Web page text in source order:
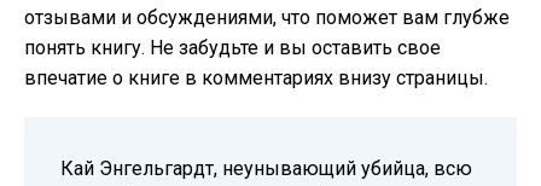
отзывами и обсуждениями, что поможет вам глубже
понять книгу. Не забудьте и вы оставить свое
впечатие о книге в комментариях внизу страницы.
Кай Энгельгардт, неунывающий убийца, всю